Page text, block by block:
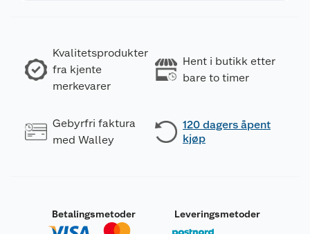
Kvalitetsprodukter
fra kjente
merkevarer
Hent i butikk etter
bare to timer
Gebyrfri faktura
med Walley
120 dagers åpent
kjøp
Betalingsmetoder Leveringsmetoder